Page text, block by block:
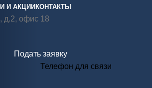
И АКЦИИ КОНТАКТЫ
д.2, офис 18
Подать заявку
Телефон для связи